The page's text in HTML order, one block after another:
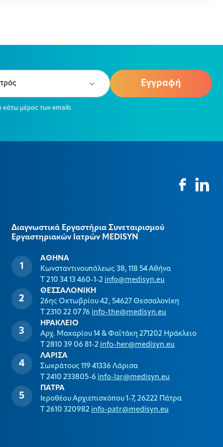
κάτω μέρος των emails
Διαγνωστικά Εργαστήρια Συνεταιρισμού
Εργαστηριακών Ιατρών MEDISYΝ
ΑΘΗΝΑ
Κωνσταντινουπόλεως 38, 118 54 Αθήνα
T 210 34 13 460-1-2 info@medisyn.eu
ΘΕΣΣΑΛΟΝΙΚΗ
26ης Οκτωβρίου 42, 54627 Θεσσαλονίκη
T 2310 22 07 76 info-the@medisyn.eu
ΗΡΑΚΛΕΙΟ
Αρχ. Μακαρίου 14 & Φαϊτάκη 271202 Ηράκλειο
T 2810 39 06 81-2 info-her@medisyn.eu
ΛΑΡΙΣΑ
Σωκράτους 119 41336 Λάρισα
T 2410 233805-6 info-lar@medisyn.eu
ΠΑΤΡΑ
Ιεροθέου Αρχιεπισκόπου 1-7, 26222 Πάτρα
T 2610 320982 info-patr@medisyn.eu